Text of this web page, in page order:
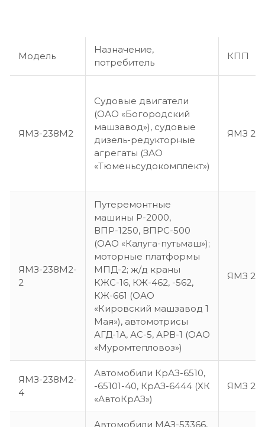
Модель
Назначение,
потребитель
КПП
ЯМЗ-238М2
Судовые двигатели
(ОАО «Богородский
машзавод»), судовые
дизель-редукторные
агрегаты (ЗАО
«Тюменьсудокомплект»)
ЯМЗ
ЯМЗ-238М2-
2
Путеремонтные
машины Р-2000,
ВПР-1250, ВПРС-500
(ОАО «Калуга-путьмаш»);
моторные платформы
МПД-2; ж/д краны
КЖС-16, КЖ-462, -562,
КЖ-661 (ОАО
«Кировский машзавод 1
Мая»), автомотрисы
АГД-1А, АС-5, АРВ-1 (ОАО
«Муромтепловоз»)
ЯМЗ
ЯМЗ-238М2-
4
Автомобили КрАЗ-6510,
-65101-40, КрАЗ-6444 (ХК
«АвтоКрАЗ»)
ЯМЗ
Автомобили МАЗ-53366,